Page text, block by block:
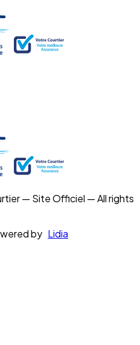
— Site Officiel — All rights
by Lidia